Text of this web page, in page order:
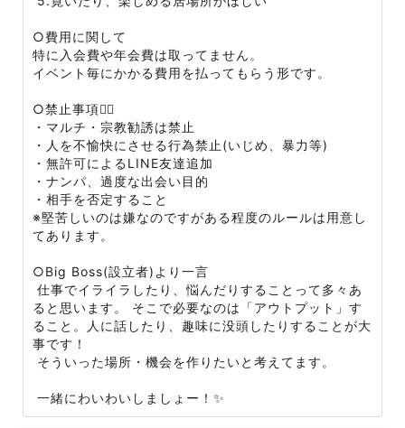
○費用に関して
特に入会費や年会費は取ってません。
イベント毎にかかる費用を払ってもらう形です。
○禁止事項🙅‍♂️
・マルチ・宗教勧誘は禁止
・人を不愉快にさせる行為禁止(いじめ、暴力等)
・無許可によるLINE友達追加
・ナンパ、過度な出会い目的
・相手を否定すること
※堅苦しいのは嫌なのですがある程度のルールは用意し
てあります。
○Big Boss(設立者)より一言
仕事でイライラしたり、悩んだりすることって多々あ
ると思います。 そこで必要なのは「アウトプット」す
ること。人に話したり、趣味に没頭したりすることが大
事です！
そういった場所・機会を作りたいと考えてます。
一緒にわいわいしましょー！✨